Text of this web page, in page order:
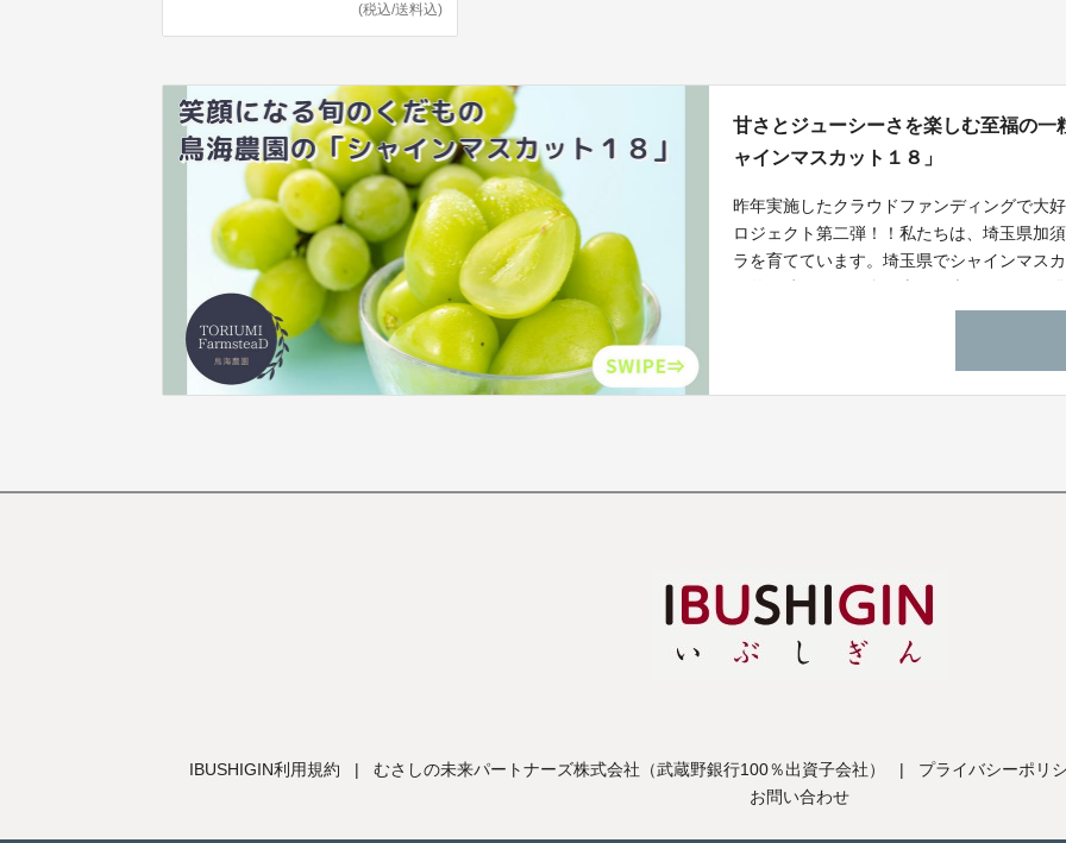
(税込/送料込)
甘さとジューシーさを楽しむ至福の
ャインマスカット１８」
昨年実施したクラウドファンディングで大
ロジェクト第二弾！！私たちは、埼玉県加
ラを育てています。埼玉県でシャインマス
一房手をかけて大切に育てたシャインマス
IBUSHIGIN利用規約 | むさしの未来パートナーズ株式会社（武蔵野銀行100％出資子会社） |
プライバシーポリ
お問い合わせ